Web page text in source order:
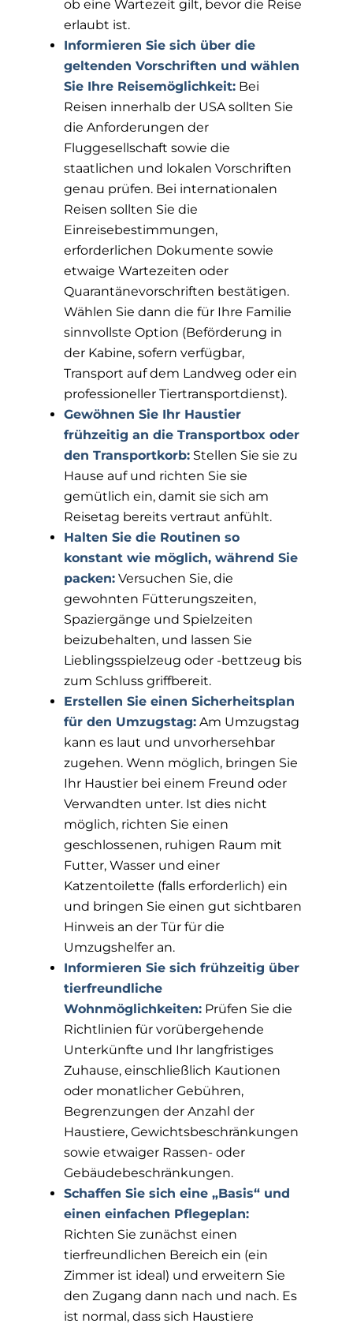
ob eine Wartezeit gilt, bevor die Reise
erlaubt ist.
Informieren Sie sich über die
geltenden Vorschriften und wählen
Sie Ihre Reisemöglichkeit:Bei
Reisen innerhalb der USA sollten Sie
die Anforderungen der
Fluggesellschaft sowie die
staatlichen und lokalen Vorschriften
genau prüfen. Bei internationalen
Reisen sollten Sie die
Einreisebestimmungen,
erforderlichen Dokumente sowie
etwaige Wartezeiten oder
Quarantänevorschriften bestätigen.
Wählen Sie dann die für Ihre Familie
sinnvollste Option (Beförderung in
der Kabine, sofern verfügbar,
Transport auf dem Landweg oder ein
professioneller Tiertransportdienst).
Gewöhnen Sie Ihr Haustier
frühzeitig an die Transportbox oder
den Transportkorb:Stellen Sie sie zu
Hause auf und richten Sie sie
gemütlich ein, damit sie sich am
Reisetag bereits vertraut anfühlt.
Halten Sie die Routinen so
konstant wie möglich, während Sie
packen:Versuchen Sie, die
gewohnten Fütterungszeiten,
Spaziergänge und Spielzeiten
beizubehalten, und lassen Sie
Lieblingsspielzeug oder -bettzeug bis
zum Schluss griffbereit.
Erstellen Sie einen Sicherheitsplan
für den Umzugstag:Am Umzugstag
kann es laut und unvorhersehbar
zugehen. Wenn möglich, bringen Sie
Ihr Haustier bei einem Freund oder
Verwandten unter. Ist dies nicht
möglich, richten Sie einen
geschlossenen, ruhigen Raum mit
Futter, Wasser und einer
Katzentoilette (falls erforderlich) ein
und bringen Sie einen gut sichtbaren
Hinweis an der Tür für die
Umzugshelfer an.
Informieren Sie sich frühzeitig über
tierfreundliche
Wohnmöglichkeiten:Prüfen Sie die
Richtlinien für vorübergehende
Unterkünfte und Ihr langfristiges
Zuhause, einschließlich Kautionen
oder monatlicher Gebühren,
Begrenzungen der Anzahl der
Haustiere, Gewichtsbeschränkungen
sowie etwaiger Rassen- oder
Gebäudebeschränkungen.
Schaffen Sie sich eine „Basis“ und
einen einfachen Pflegeplan:
Richten Sie zunächst einen
tierfreundlichen Bereich ein (ein
Zimmer ist ideal) und erweitern Sie
den Zugang dann nach und nach. Es
ist normal, dass sich Haustiere